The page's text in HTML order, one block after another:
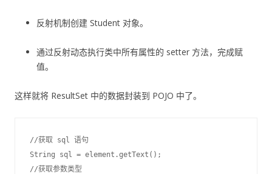
反射机制创建 Student 对象。
通过反射动态执行类中所有属性的 setter 方法，完成赋
值。
这样就将 ResultSet 中的数据封装到 POJO 中了。
//获取 sql 语句
String sql = element.getText();
//获取参数类型